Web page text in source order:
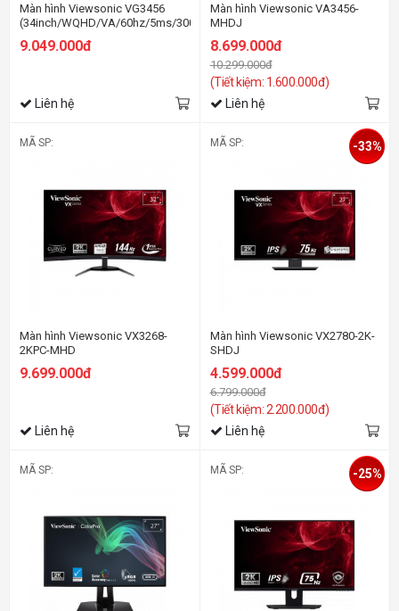
Màn hình Viewsonic VG3456
(34inch/WQHD/VA/60hz/5ms/300nits/HDMI+DP/Loa)
9.049.000đ
Liên hệ
Màn hình Viewsonic VA3456-
MHDJ
8.699.000đ
10.299.000đ
(Tiết kiệm: 1.600.000đ)
Liên hệ
MÃ SP:
Màn hình Viewsonic VX3268-
2KPC-MHD
(31.5inch/QHD/VA/144Hz/1ms/250nits/HDMI+DP+Audio/FreeSync/Loa/
9.699.000đ
Liên hệ
MÃ SP:
Màn hình Viewsonic VX2780-2K-
SHDJ
(27inch/QHD/IPS/75Hz/4ms/
4.599.000đ
6.799.000đ
(Tiết kiệm: 2.200.000đ)
-33%
Liên hệ
MÃ SP: MÃ SP: -25%